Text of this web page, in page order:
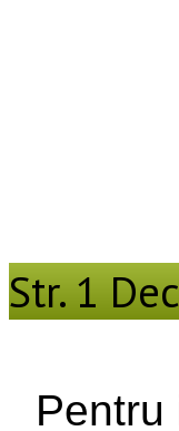
Str. 1